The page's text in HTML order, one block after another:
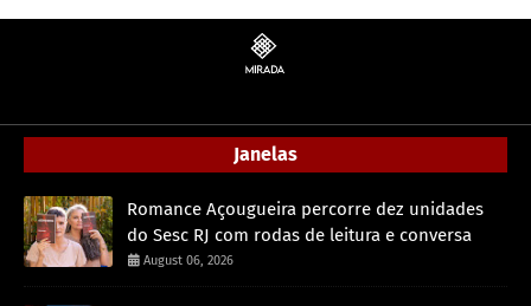
Janelas
Romance Açougueira percorre dez unidades
do Sesc RJ com rodas de leitura e conversa
August 06, 2026